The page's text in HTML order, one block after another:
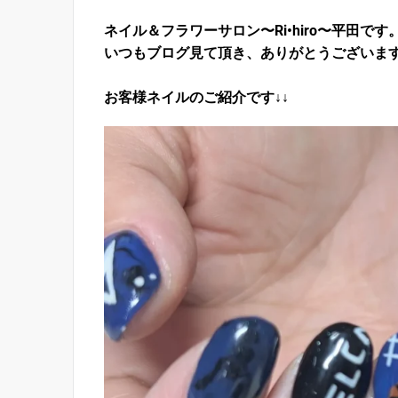
ネイル＆フラワーサロン〜Ri•hiro〜平田です
いつもブログ見て頂き、ありがとうございま
お客様ネイルのご紹介です↓↓